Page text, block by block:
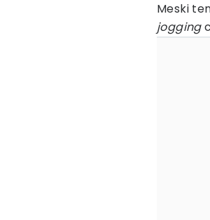
Meski
jogging